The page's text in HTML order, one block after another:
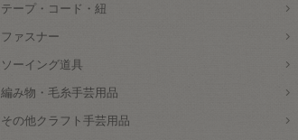
テープ・コード・紐
ファスナー
ソーイング道具
編み物・毛糸手芸用品
その他クラフト手芸用品